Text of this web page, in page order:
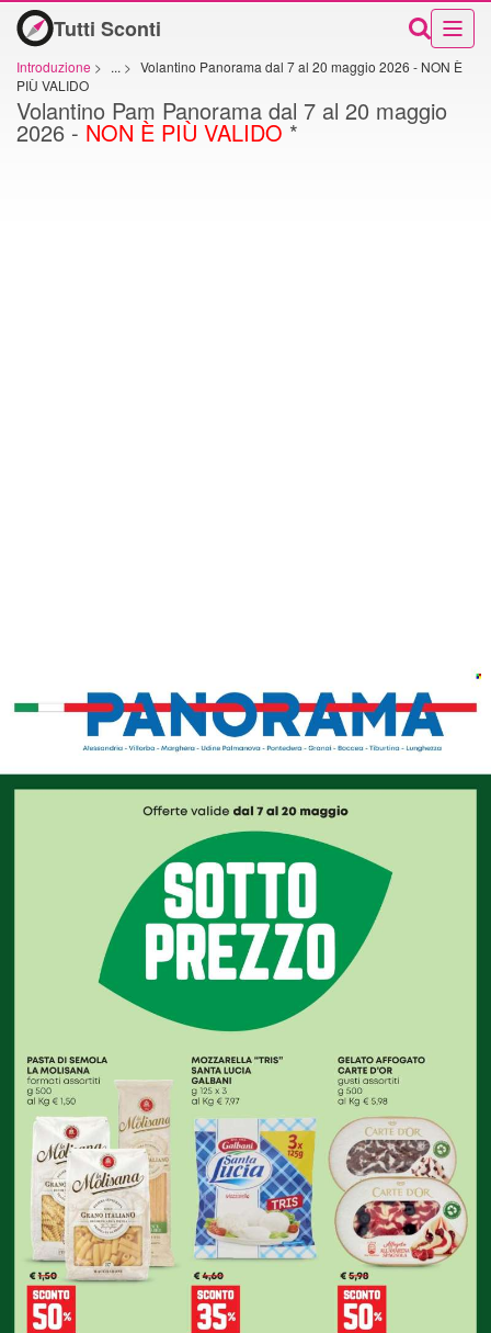
Tutti Sconti
Introduzione > ... > Volantino Panorama dal 7 al 20 maggio 2026 - NON È
PIÙ VALIDO
Volantino Pam Panorama dal 7 al 20 maggio
2026 - NON È PIÙ VALIDO *